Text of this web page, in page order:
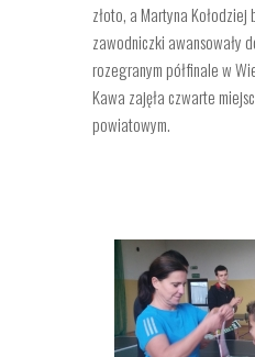
złoto, a Martyna
zawodniczki awansowały
rozegranym półfinale w
Kawa zajęła czwarte
powiatowym.